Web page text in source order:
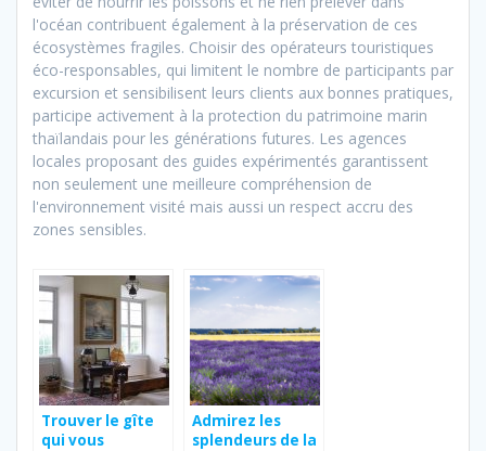
l'océan contribuent également à la préservation de ces
écosystèmes fragiles. Choisir des opérateurs touristiques
éco-responsables, qui limitent le nombre de participants par
excursion et sensibilisent leurs clients aux bonnes pratiques,
participe activement à la protection du patrimoine marin
thaïlandais pour les générations futures. Les agences
locales proposant des guides expérimentés garantissent
non seulement une meilleure compréhension de
l'environnement visité mais aussi un respect accru des
zones sensibles.
Trouver le gîte
qui vous
Admirez les
splendeurs de la